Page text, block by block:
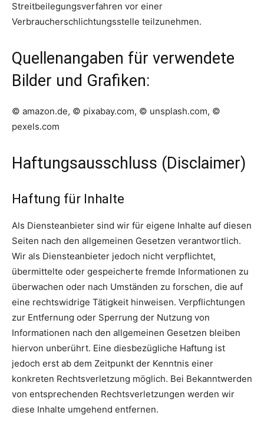
Streitbeilegungsverfahren vor einer
Verbraucherschlichtungsstelle teilzunehmen.
Quellenangaben für verwendete
Bilder und Grafiken:
© amazon.de, © pixabay.com, © unsplash.com, ©
pexels.com
Haftungsausschluss (Disclaimer)
Haftung für Inhalte
Als Diensteanbieter sind wir für eigene Inhalte auf diesen
Seiten nach den allgemeinen Gesetzen verantwortlich.
Wir als Diensteanbieter jedoch nicht verpflichtet,
übermittelte oder gespeicherte fremde Informationen zu
überwachen oder nach Umständen zu forschen, die auf
eine rechtswidrige Tätigkeit hinweisen. Verpflichtungen
zur Entfernung oder Sperrung der Nutzung von
Informationen nach den allgemeinen Gesetzen bleiben
hiervon unberührt. Eine diesbezügliche Haftung ist
jedoch erst ab dem Zeitpunkt der Kenntnis einer
konkreten Rechtsverletzung möglich. Bei Bekanntwerden
von entsprechenden Rechtsverletzungen werden wir
diese Inhalte umgehend entfernen.